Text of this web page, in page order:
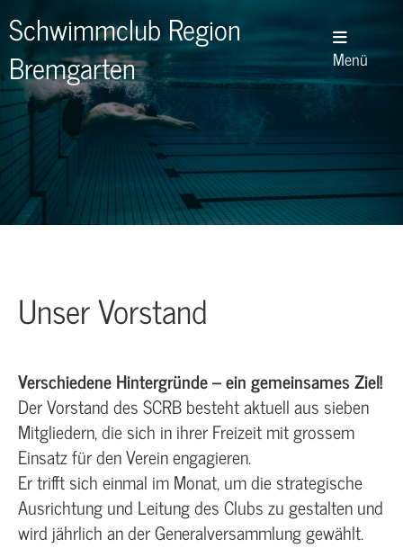
Schwimmclub Region
Bremgarten
Menü
Unser Vorstand
Verschiedene Hintergründe – ein gemeinsames Ziel!
Der Vorstand des SCRB besteht aktuell aus sieben
Mitgliedern, die sich in ihrer Freizeit mit grossem
Einsatz für den Verein engagieren.
Er trifft sich einmal im Monat, um die strategische
Ausrichtung und Leitung des Clubs zu gestalten und
wird jährlich an der Generalversammlung gewählt.